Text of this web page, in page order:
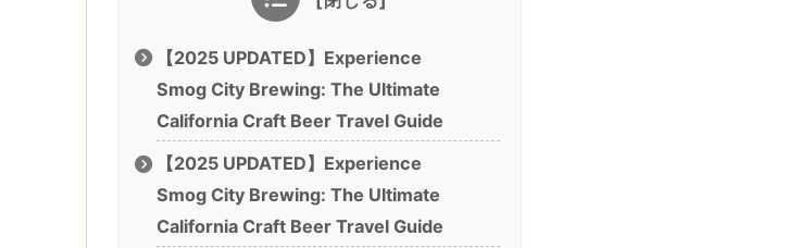
【2025 UPDATED】Experience
Smog City Brewing: The Ultimate
California Craft Beer Travel Guide
【2025 UPDATED】Experience
Smog City Brewing: The Ultimate
California Craft Beer Travel Guide